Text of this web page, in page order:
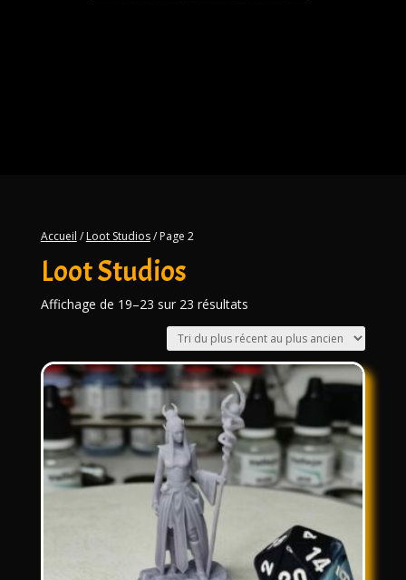
Accueil / Loot Studios/ Page 2
Loot Studios
Affichage de 19–23 sur 23 résultatsTrié
plus
récent
au
plus
ancien